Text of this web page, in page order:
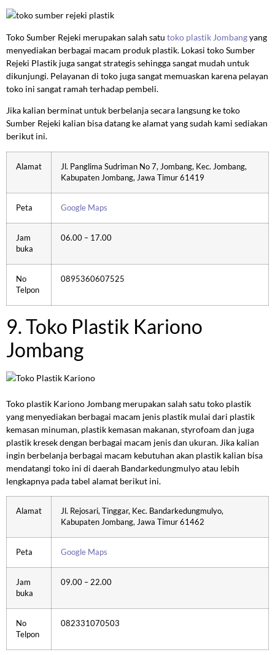
Toko Sumber Rejeki merupakan salah satu toko plastik Jombangyang
menyediakan berbagai macam produk plastik. Lokasi toko Sumber
Rejeki Plastik juga sangat strategis sehingga sangat mudah untuk
dikunjungi. Pelayanan di toko juga sangat memuaskan karena pelayan
toko ini sangat ramah terhadap pembeli.
Jika kalian berminat untuk berbelanja secara langsung ke toko
Sumber Rejeki kalian bisa datang ke alamat yang sudah kami sediakan
berikut ini.
Alamat
Jl. Panglima Sudriman No 7, Jombang, Kec. Jombang,
Kabupaten Jombang, Jawa Timur 61419
Peta Google Maps
Jam
buka
06.00 – 17.00
No
Telpon
0895360607525
9. Toko Plastik Kariono
Jombang
Toko plastik Kariono Jombang merupakan salah satu toko plastik
yang menyediakan berbagai macam jenis plastik mulai dari plastik
kemasan minuman, plastik kemasan makanan, styrofoam dan juga
plastik kresek dengan berbagai macam jenis dan ukuran. Jika kalian
ingin berbelanja berbagai macam kebutuhan akan plastik kalian bisa
mendatangi toko ini di daerah Bandarkedungmulyo atau lebih
lengkapnya pada tabel alamat berikut ini.
Alamat
Jl. Rejosari, Tinggar, Kec. Bandarkedungmulyo,
Kabupaten Jombang, Jawa Timur 61462
Peta Google Maps
Jam
buka
09.00 – 22.00
No
Telpon
082331070503